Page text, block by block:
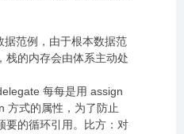
据范例，由于根本数据范
栈的内存会由体系主动处
每每是用 assign
方式的属性，为了防止
要的循环引用。比方：对